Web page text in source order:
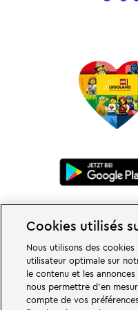
De grandes choses vous
familial et de loisirs LEGOLAND
passionnantes et beaucoup de
Cookies utilisés
Nous utilisons des
utilisateur optimale sur
le contenu et les
nous permettre d'en
compte de vos